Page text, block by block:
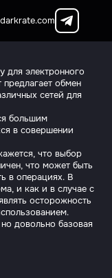
для электронного
обмен
сетей для
большим
в совершении
что выбор
что может быть
в операциях. В
и как и в случае с
осторожность
довольно базовая